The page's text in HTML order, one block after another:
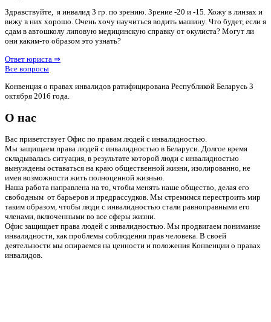
Здравствуйте, я инвалид 3 гр. по зрению. Зрение -20 и -15. Хожу в линзах и
вижу в них хорошо. Очень хочу научиться водить машину. Что будет, если я
сдам в автошколу липовую медицинскую справку от окулиста? Могут ли
они каким-то образом это узнать?
Ответ юриста ⇒
Все вопросы
Конвенция о правах инвалидов ратифицирована Республикой Беларусь 3
октября 2016 года.
О нас
Вас приветствует Офис по правам людей с инвалидностью.
Мы защищаем права людей с инвалидностью в Беларуси. Долгое время
складывалась ситуация, в результате которой люди с инвалидностью
вынуждены оставаться на краю общественной жизни, изолированно, не
имея возможности жить полноценной жизнью.
Наша работа направлена на то, чтобы менять наше общество, делая его
свободным от барьеров и предрассудков. Мы стремимся перестроить мир
таким образом, чтобы люди с инвалидностью стали равноправными его
членами, включенными во все сферы жизни.
Офис защищает права людей с инвалидностью. Мы продвигаем понимание
инвалидности, как проблемы соблюдения прав человека. В своей
деятельности мы опираемся на ценности и положения Конвенции о правах
инвалидов.